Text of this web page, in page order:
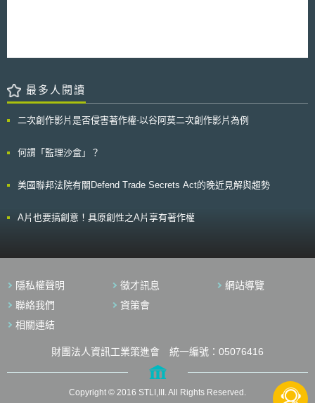
的企圖，加強政策在業務、系統、制度三個層面的一致性，以在邁向數位社
對競爭學名藥廠和解金之給付；對此，FTC表示：「從各種跡象及數據顯
示，目前於各藥廠間，確已衍生出數種新型態且具潛在反競爭可能之訴訟和
解協議」；故從FTC將持續致力對此類不當訴訟和解協議為反競爭調(審)查
若完全聽任其發展而不加處理，日後定有越來越多藥品之上市，將受其影
除將間接導致公眾近用低價藥品困難度之提升外，亦將一併造成病患長期用
最多人閱讀
二次創作影片是否侵害著作權-以谷阿莫二次創作影片為例
何謂「監理沙盒」？
美國聯邦法院有關Defend Trade Secrets Act的晚近見解與趨勢
A片也要搞創意！具原創性之A片享有著作權
隱私權聲明 徵才訊息
網站導覽
聯絡我們
資策會
相關連結
財團法人資訊工業策進會 統一編號：05076416
Copyright © 2016 STLI,III. All Rights Reserved.